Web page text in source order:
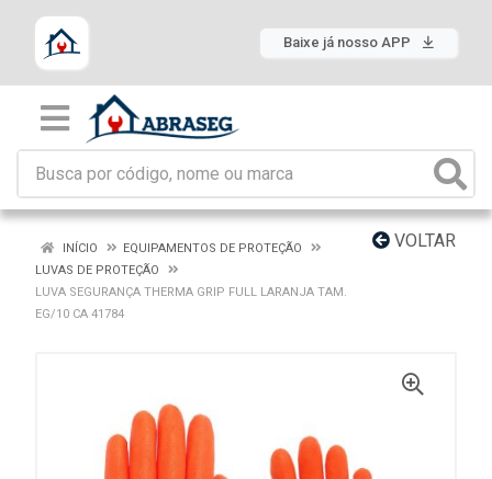
Baixe já nosso APP
VOLTAR
INÍCIO
EQUIPAMENTOS DE PROTEÇÃO
LUVAS DE PROTEÇÃO
LUVA SEGURANÇA THERMA GRIP FULL LARANJA TAM.
EG/10 CA 41784